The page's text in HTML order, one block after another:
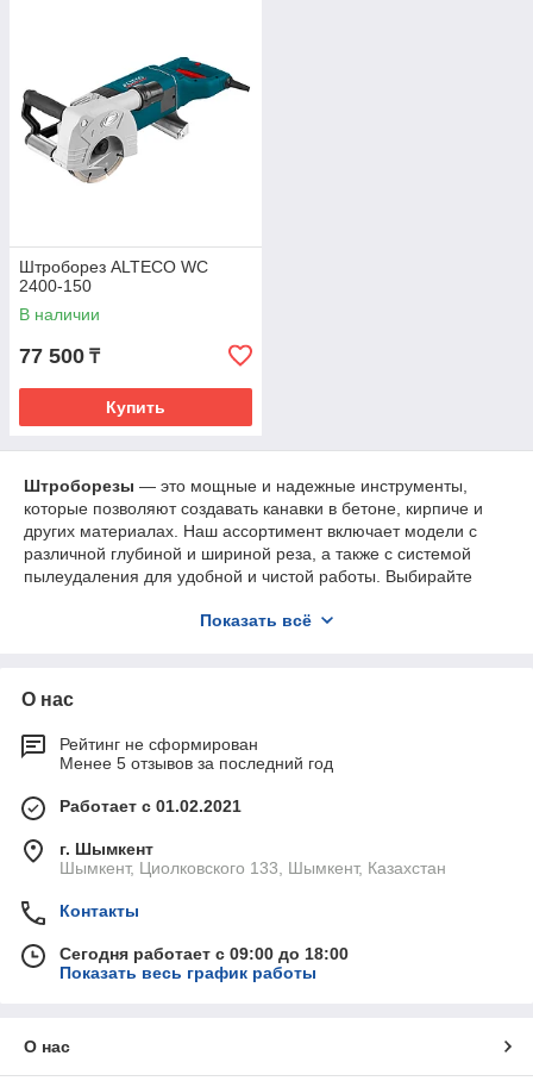
Штроборез ALTECO WC
2400-150
В наличии
77 500 ₸
Купить
Штроборезы — это мощные и надежные инструменты,
которые позволяют создавать канавки в бетоне, кирпиче и
других материалах. Наш ассортимент включает модели с
различной глубиной и шириной реза, а также с системой
пылеудаления для удобной и чистой работы. Выбирайте
Показать всё
О нас
Рейтинг не сформирован
Менее 5 отзывов за последний год
Работает с 01.02.2021
г. Шымкент
Шымкент, Циолковского 133, Шымкент, Казахстан
Контакты
Сегодня работает с 09:00 до 18:00
Показать весь график работы
О нас